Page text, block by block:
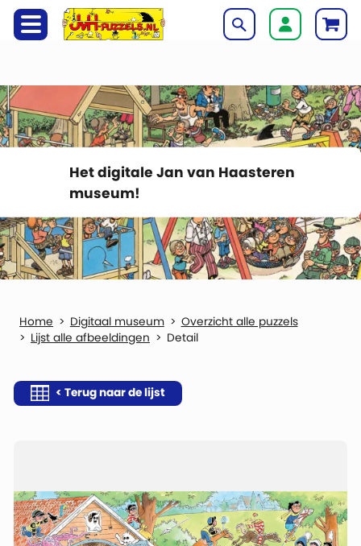
Het digitale Jan van Haasteren
museum!
Digitaal museum
Overzicht alle puzzels
Lijst alle afbeeldingen
Detail
< Terug naar de lijst